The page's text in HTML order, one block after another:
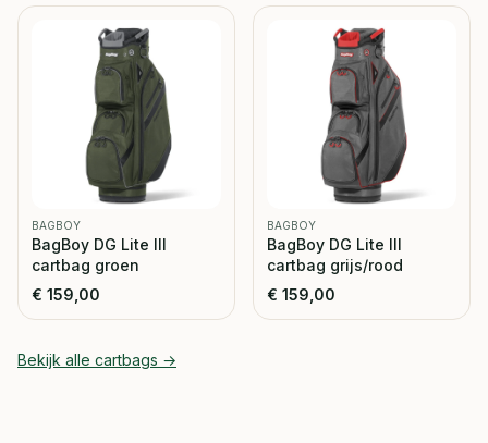
BAGBOY
BagBoy DG Lite III
cartbag groen
€ 159,00
BAGBOY
BagBoy DG Lite III
cartbag grijs/rood
€ 159,00
Bekijk alle cartbags →